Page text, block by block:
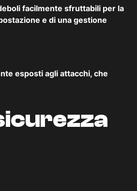
facilmente sfruttabili per la
e di una gestione
esposti agli attacchi, che